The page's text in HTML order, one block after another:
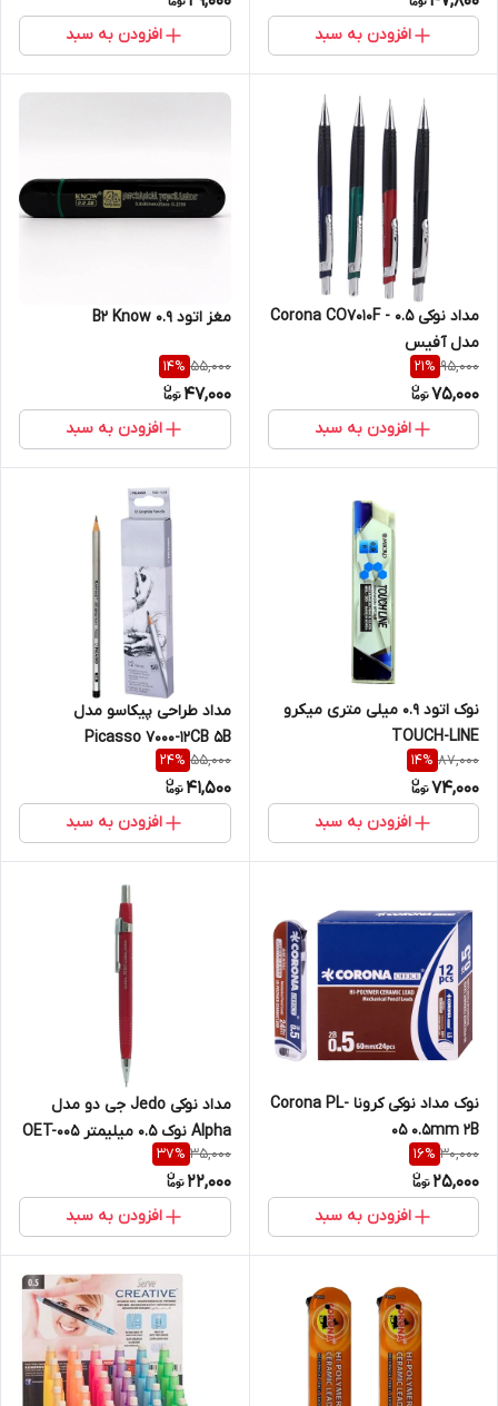
افزودن به سبد افزودن به سبد
مداد نوکی Corona CO7010F - 0.5
مدل آفیس
95,000
21%
75,000
افزودن به سبد
مغز اتود 0.9 B2 Know
55,000
14%
47,000
افزودن به سبد
نوک اتود 0.9 میلی متری میکرو
TOUCH-LINE
87,000
14%
74,000
افزودن به سبد
مداد طراحی پیکاسو مدل
Picasso 7000-12CB 5B
55,000
24%
41,500
افزودن به سبد
نوک مداد نوکی کرونا Corona PL-
05 0.5mm 2B
30,000
16%
25,000
افزودن به سبد
مداد نوکی Jedo جی دو مدل
Alpha نوک ۰.۵ میلیمتر OET-005
35,000
37%
22,000
افزودن به سبد